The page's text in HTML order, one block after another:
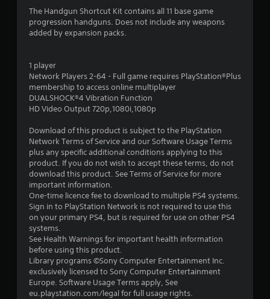
7
’
я
т
и
з
і
р
The Handgun Shortcut Kit contains all 11 base game
progression handguns. Does not include any weapons
added by expansion packs.
1 player
Network Players 2-64 - Full game requires PlayStation®Plus
membership to access online multiplayer
DUALSHOCK®4 Vibration Function
HD Video Output 720p,1080i,1080p
Download of this product is subject to the PlayStation
Network Terms of Service and our Software Usage Terms
plus any specific additional conditions applying to this
product. If you do not wish to accept these terms, do not
download this product. See Terms of Service for more
important information.
One-time licence fee to download to multiple PS4 systems.
Sign in to PlayStation Network is not required to use this
on your primary PS4, but is required for use on other PS4
systems.
See Health Warnings for important health information
before using this product.
Library programs ©Sony Computer Entertainment Inc.
exclusively licensed to Sony Computer Entertainment
Europe. Software Usage Terms apply, See
eu.playstation.com/legal for full usage rights.